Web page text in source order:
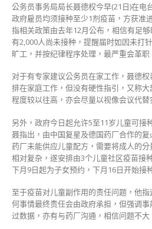
缺
勤
可
革
职〉
中
公务员事务局局长聂德权今早(21日)在电
政府雇员均须接种至少1剂疫苗，方获准
指相关政策由去年12月公布，相信有足
有2,000人尚未接种，提醒届时如因未打
旷工，并按纪律程序处理，最严重会革职
对于有专家建议公务员在家工作，聂德
排在家庭工作，但没有硬性指引，又称
程度较以往高，亦会尽量以视像会议代
另外，政府今日起允许5至11岁儿童可接
聂指出，由中国复星及德国药厂合作的
药厂未能供应儿童配方，需要将成人的
相对复杂，遂安排由3个儿童社区疫苗接
下月9日起为子女预约，下月16日开始接
至于疫苗对儿童副作用的责任问题，他
何事情最终责任会由政府承担，但强调
过数据，亦有与药厂沟通，相信问题不大